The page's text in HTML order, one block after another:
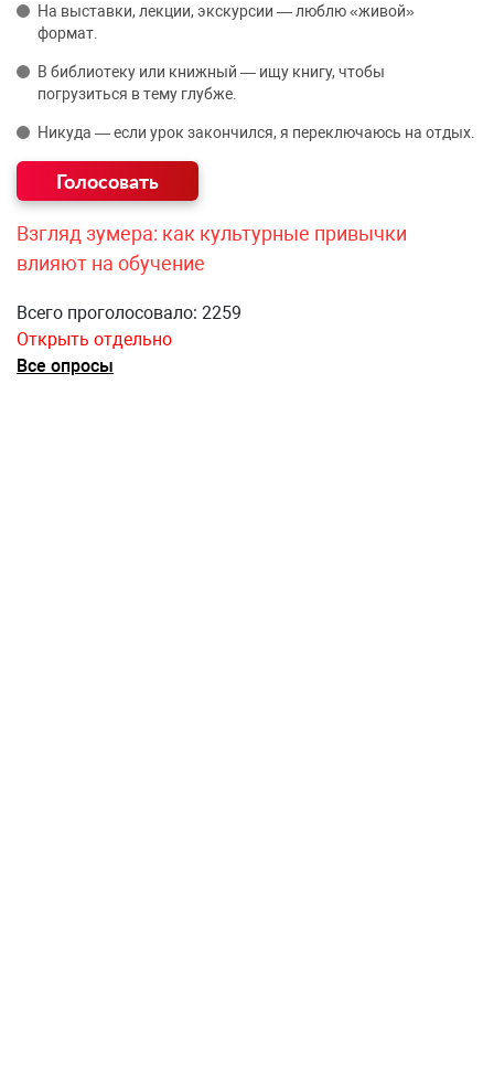
На выставки, лекции, экскурсии — люблю «живой»
формат.
В библиотеку или книжный — ищу книгу, чтобы
погрузиться в тему глубже.
Никуда — если урок закончился, я переключаюсь на отдых.
Взгляд зумера: как культурные привычки
влияют на обучение
Всего проголосовало: 2259
Открыть отдельно
Все опросы